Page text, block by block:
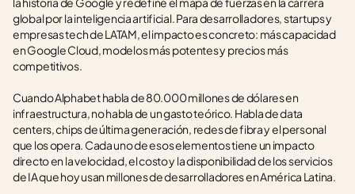
global por la inteligencia artificial. Para desarrolladores, startups y
empresas tech de LATAM, el impacto es concreto: más capacidad
en Google Cloud, modelos más potentes y precios más
competitivos.
Cuando Alphabet habla de 80.000 millones de dólares en
infraestructura, no habla de un gasto teórico. Habla de data
centers, chips de última generación, redes de fibra y el personal
que los opera. Cada uno de esos elementos tiene un impacto
directo en la velocidad, el costo y la disponibilidad de los servicios
de IA que hoy usan millones de desarrolladores en América Latina.